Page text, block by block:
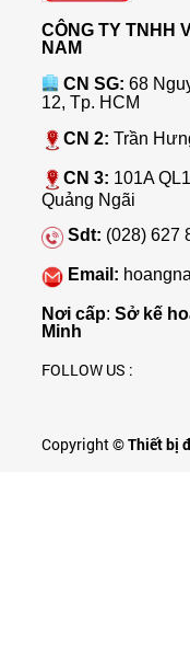
CÔNG TY TNHH
NAM
CN SG: 68
12, Tp. HCM
CN 2: Trần
CN 3: 101A
Quảng Ngãi
Sdt: (028) 627
Email:
Nơi cấp: Sở kế
Minh
FOLLOW US :
Copyright ©Thiết bị